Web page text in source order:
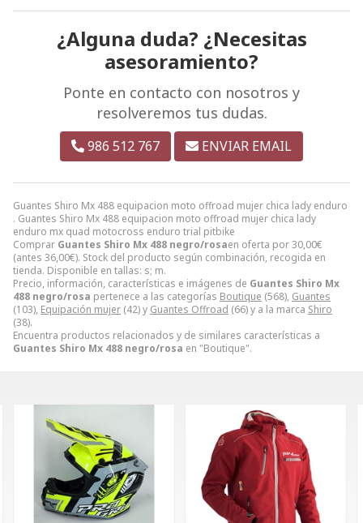
Guantes Shiro Mx 488 equipacion moto offroad mujer chica lady enduro
. Guantes Shiro Mx 488 equipacion moto offroad mujer chica lady
enduro mx quad motocross enduro trial pitbike
Comprar Guantes Shiro Mx 488 negro/rosaen oferta por30,00€
(antes 36,00€). Stock del producto según combinación, recogida en
tienda. Disponible en tallas: s; m.
Precio, información, características e imágenes de Guantes Shiro Mx
488 negro/rosa pertenece a las categorías Boutique (568), Guantes
(103), Equipación mujer (42) y Guantes Offroad (66) y a la marca Shiro
(38).
Encuentra productos relacionados y de similares características a
Guantes Shiro Mx 488 negro/rosa en "Boutique".
¿Alguna duda? ¿Necesitas
asesoramiento?
Ponte en contacto con nosotros y
resolveremos tus dudas.
986 512 767 ENVIAR EMAIL